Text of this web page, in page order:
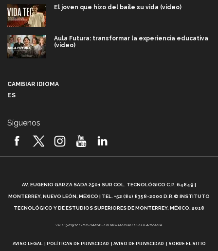
El joven que hizo del baile su vida (video)
Aula Futura: transformar la experiencia educativa
(video)
2026! (video)
¿Cómo es el Modelo Educativo Tec? (video)
Vida Tec: Feminismo e Inteligencia Artificial, Paola
CAMBIAR IDIOMA
ES
Síguenos
AV. EUGENIO GARZA SADA 2501 SUR COL. TECNOLÓGICO C.P. 64849 |
MONTERREY, NUEVO LEÓN, MÉXICO | TEL. +52 (81) 8358-2000 D.R.© INSTITUTO
TECNOLÓGICO Y DE ESTUDIOS SUPERIORES DE MONTERREY, MÉXICO. 2018
*DEC-520912 PROGRAMAS EN MODALIDAD ESCOLARIZADA.
AVISO LEGAL POLÍTICAS DE PRIVACIDAD AVISO DE PRIVACIDAD SOBRE EL SITIO